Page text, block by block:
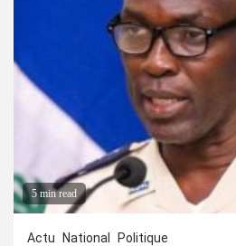
5 min read
Actu National Politique